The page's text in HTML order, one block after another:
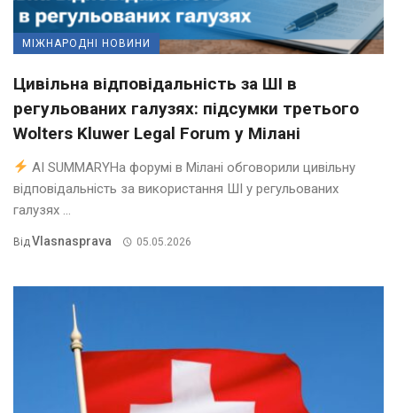
МІЖНАРОДНІ НОВИНИ
Цивільна відповідальність за ШІ в
регульованих галузях: підсумки третього
Wolters Kluwer Legal Forum у Мілані
AI SUMMARYНа форумі в Мілані обговорили цивільну
відповідальність за використання ШІ у регульованих
галузях ...
ВідVlasnasprava 05.05.2026